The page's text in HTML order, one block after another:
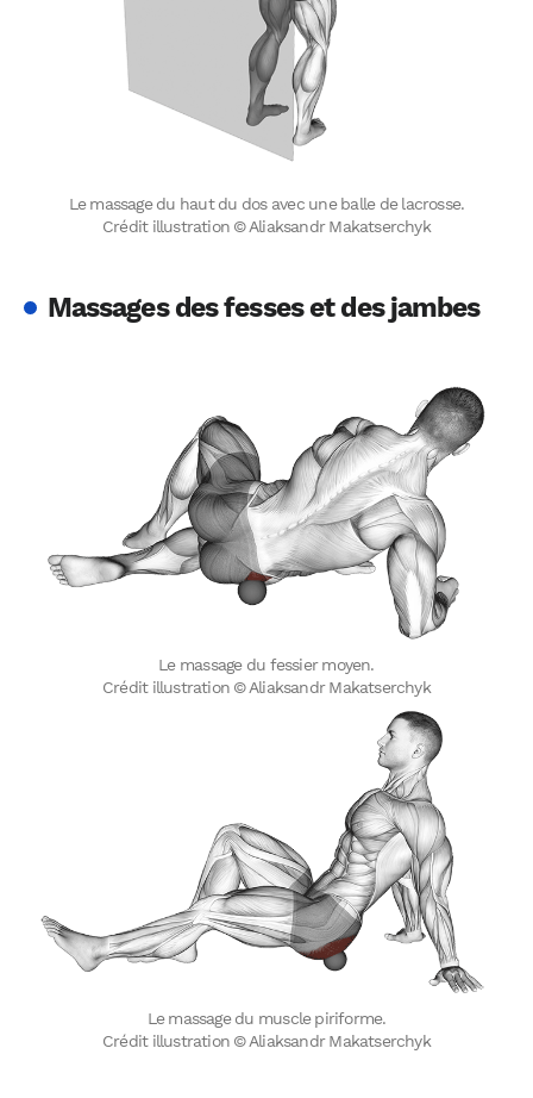
Le massage du haut du dos avec une balle de lacrosse.
Crédit illustration © Aliaksandr Makatserchyk
Massages des fesses et des jambes
Le massage du fessier moyen.
Crédit illustration © Aliaksandr Makatserchyk
Le massage du muscle piriforme.
Crédit illustration © Aliaksandr Makatserchyk